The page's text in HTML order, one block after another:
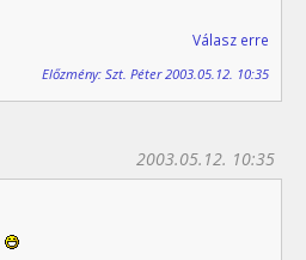
Válasz erre
Előzmény: Szt. Péter 2003.05.12. 10:35
2003.05.12. 10:35